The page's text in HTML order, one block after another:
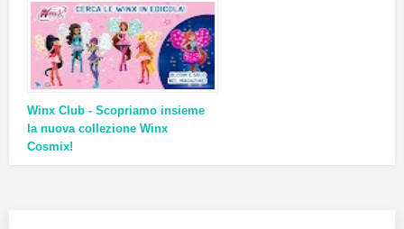
Winx Club - Scopriamo insieme
la nuova collezione Winx
Cosmix!